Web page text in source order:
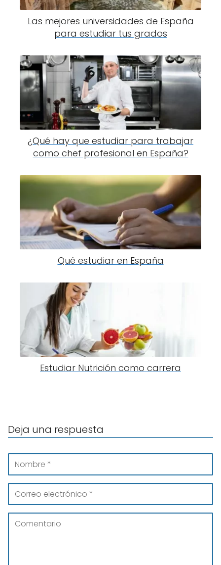
Las mejores universidades de España
para estudiar tus grados
¿Qué hay que estudiar para trabajar
como chef profesional en España?
Qué estudiar en España
Estudiar Nutrición como carrera
Deja una respuesta